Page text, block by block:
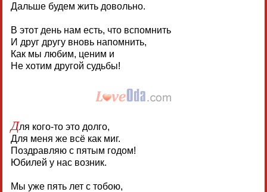
Дальше будем жить довольно.
В этот день нам есть, что вспомнить
И друг другу вновь напомнить,
Как мы любим, ценим и
Не хотим другой судьбы!
Для кого-то это долго,
Для меня же всё как миг.
Поздравляю с пятым годом!
Юбилей у нас возник.
Мы уже пять лет с тобою,